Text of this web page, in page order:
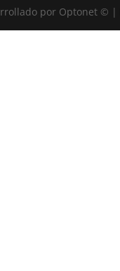
por Optonet © |